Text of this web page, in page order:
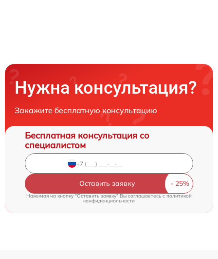
Нужна консультация?
Закажите бесплатную консультацию
Бесплатная консультация со
специалистом
Оставить заявку
Нажимая на кнопку "Оставить заявку" Вы соглашаетесь cполитикой
конфиденциальности